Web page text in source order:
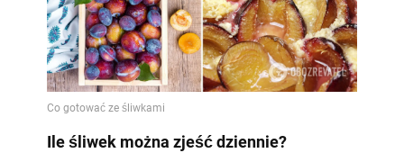
Ile śliwek można zjeść dziennie?